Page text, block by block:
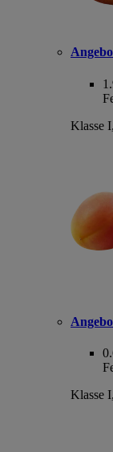
Klasse
Klasse